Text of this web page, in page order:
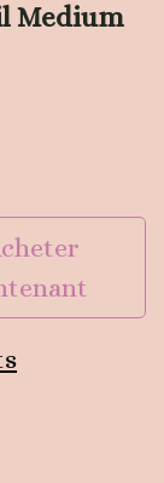
Medium